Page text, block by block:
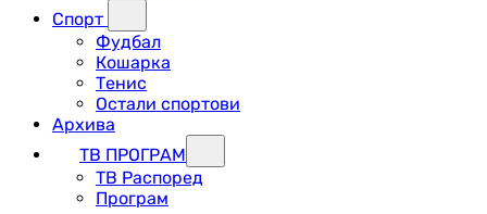
Спорт
Фудбал
Кошарка
Тенис
Остали спортови
Архива
ТВ ПРОГРАМ
ТВ Распоред
Програм